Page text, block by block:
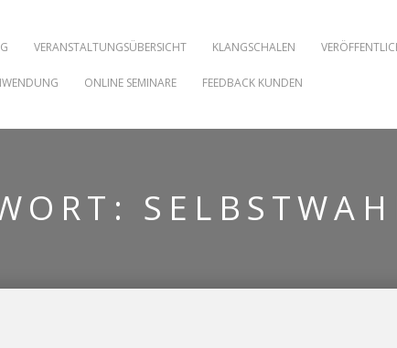
VERANSTALTUNGSÜBERSICHT KLANGSCHALEN
ONLINE SEMINARE FEEDBACK KUNDEN